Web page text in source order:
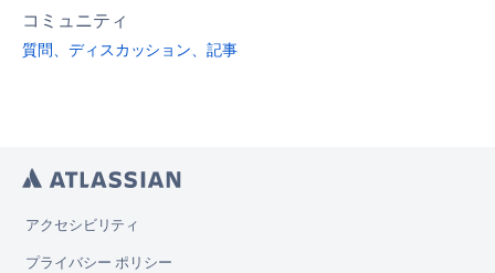
コミュニティ
質問、ディスカッション、記事
アクセシビリティ
プライバシー ポリシー